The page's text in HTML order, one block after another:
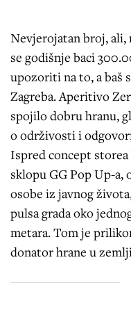
Nevjerojatan broj,
se godišnje baci
upozoriti na to, a baš
Zagreba. Aperitivo
spojilo dobru hranu,
o održivosti i
Ispred concept
sklopu GG Pop Up-a,
osobe iz javnog
pulsa grada oko
metara. Tom je
donator hrane u